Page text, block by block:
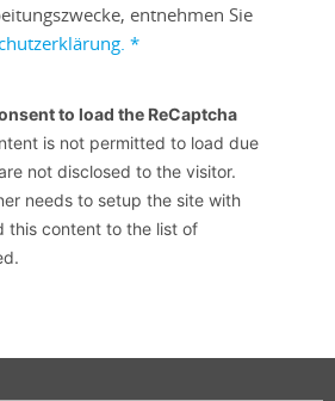
entnehmen Sie
*
to load the ReCaptcha
is not permitted to load due
not disclosed to the visitor.
needs to setup the site with
this content to the list of